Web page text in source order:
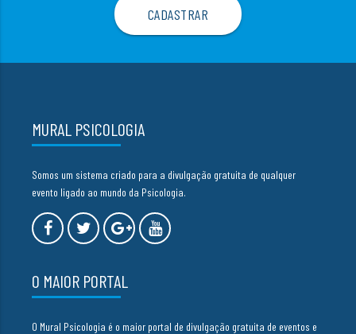
MURAL PSICOLOGIA
Somos um sistema criado para a divulgação gratuita de qualquer
evento ligado ao mundo da Psicologia.
O MAIOR PORTAL
O Mural Psicologia é o maior portal de divulgação gratuita de eventos e